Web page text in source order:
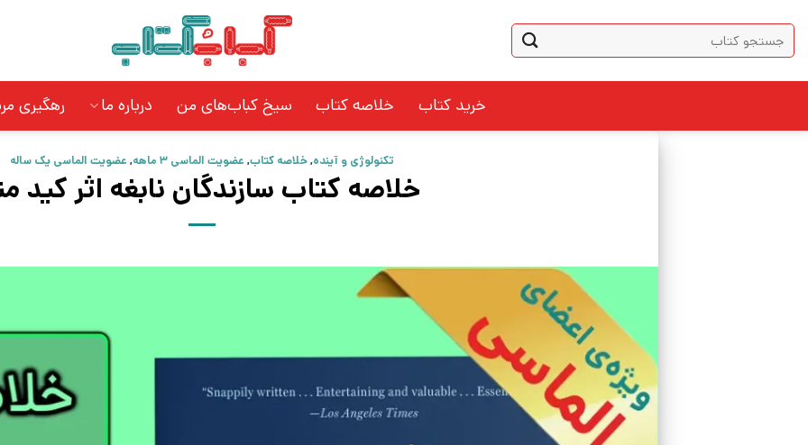
content
جستجو
برای:
خرید کتاب خلاصه کتاب سیخ کباب‌های من درباره ما رهگیری
تکنولوژی و آینده,خلاصه کتاب, عضویت الماسی 3 ماهه , عضویت الماسی یک ساله
خلاصه کتاب سازندگان نابغه اثر کید